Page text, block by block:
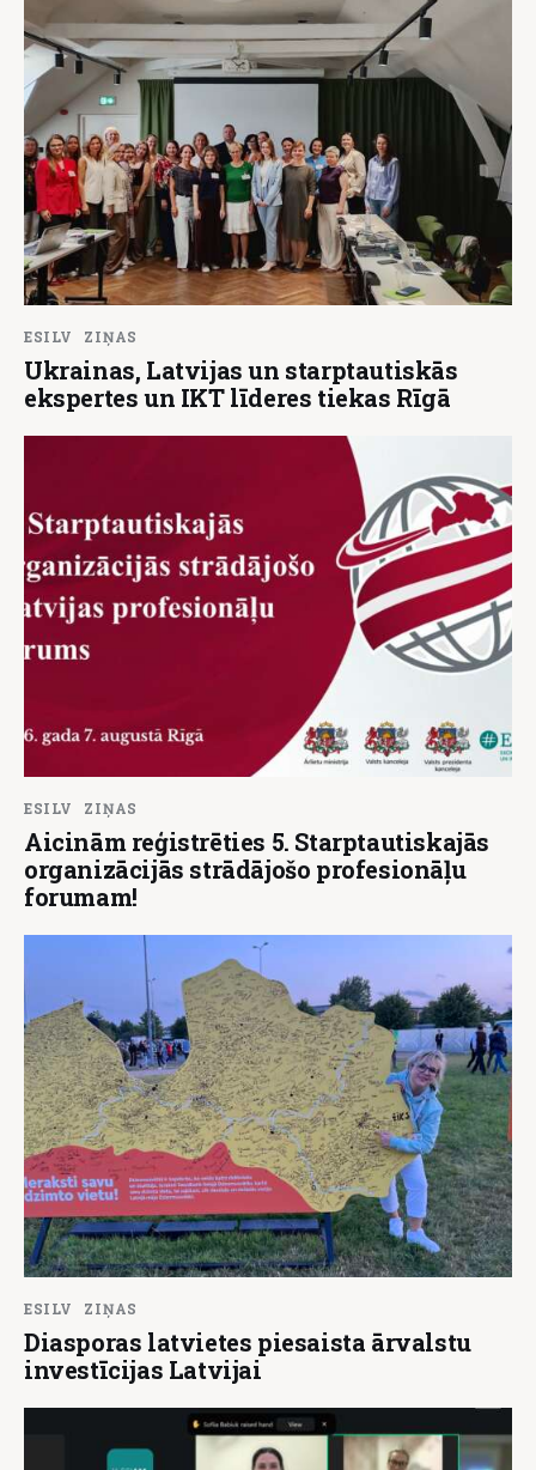
ESILV ZIŅAS
Ukrainas, Latvijas un starptautiskās
ekspertes un IKT līderes tiekas Rīgā
ESILV ZIŅAS
Aicinām reģistrēties 5. Starptautiskajās
organizācijās strādājošo profesionāļu
forumam!
ESILV ZIŅAS
Diasporas latvietes piesaista ārvalstu
investīcijas Latvijai